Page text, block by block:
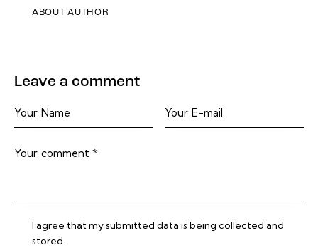
ABOUT AUTHOR
Leave a comment
I agree that my submitted data is being collected and
stored.